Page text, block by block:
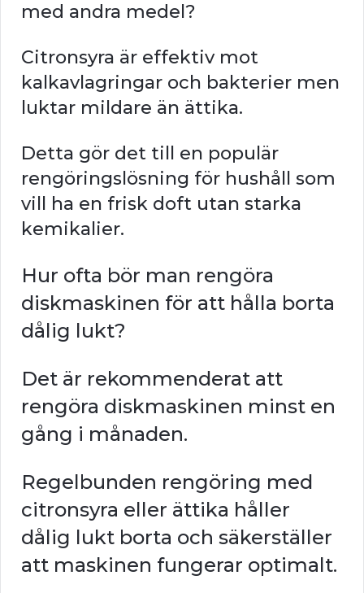
med andra medel?
Citronsyra är effektiv mot
kalkavlagringar och bakterier men
luktar mildare än ättika.
Detta gör det till en populär
rengöringslösning för hushåll som
vill ha en frisk doft utan starka
kemikalier.
Hur ofta bör man rengöra
diskmaskinen för att hålla borta
dålig lukt?
Det är rekommenderat att
rengöra diskmaskinen minst en
gång i månaden.
Regelbunden rengöring med
citronsyra eller ättika håller
dålig lukt borta och säkerställer
att maskinen fungerar optimalt.